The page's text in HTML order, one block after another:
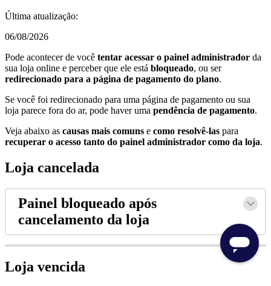
Última atualização:
06/08/2026
Pode acontecer de você tentar acessar o painel administrador da
sua loja online e perceber que ele está bloqueado, ou ser
redirecionado para a página de pagamento do plano.
Se você foi redirecionado para uma página de pagamento ou sua
loja parece fora do ar, pode haver uma pendência de pagamento.
Veja abaixo as causas mais comuns e como resolvê-las para
recuperar o acesso tanto do painel administrador como da loja.
Loja cancelada
Painel bloqueado após
cancelamento da loja
Loja vencida